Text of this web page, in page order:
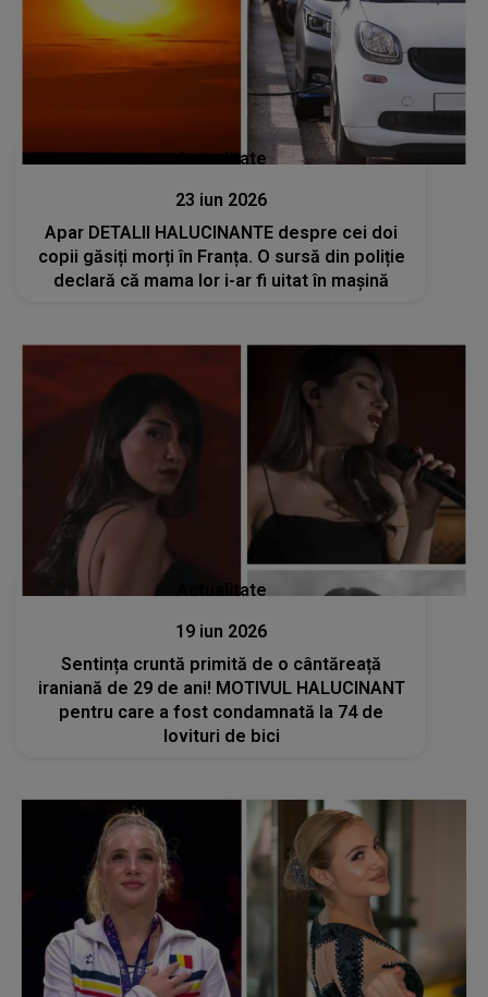
Actualitate
23 iun 2026
Apar DETALII HALUCINANTE despre cei doi
copii găsiți morți în Franța. O sursă din poliție
declară că mama lor i-ar fi uitat în mașină
Actualitate
19 iun 2026
Sentința cruntă primită de o cântăreață
iraniană de 29 de ani! MOTIVUL HALUCINANT
pentru care a fost condamnată la 74 de
lovituri de bici